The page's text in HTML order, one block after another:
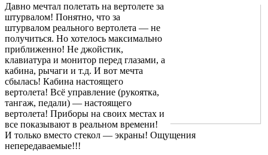
Давно мечтал полетать на вертолете за
штурвалом! Понятно, что за
штурвалом реального вертолета — не
получиться. Но хотелось максимально
приближенно! Не джойстик,
клавиатура и монитор перед глазами, а
кабина, рычаги и т.д. И вот мечта
сбылась! Кабина настоящего
вертолета! Всё управление (рукоятка,
тангаж, педали) — настоящего
вертолета! Приборы на своих местах и
все показывают в реальном времени!
И только вместо стекол — экраны! Ощущения
непередаваемые!!!